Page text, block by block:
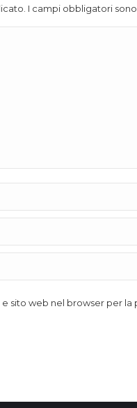
I campi obbligatori
sito web nel browser per